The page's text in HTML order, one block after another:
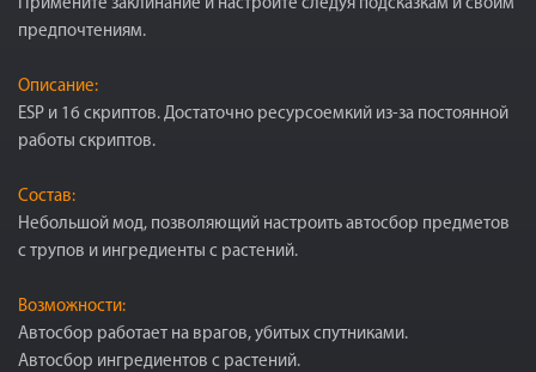
Примените заклинание и настройте следуя подсказкам и своим
предпочтениям.
Описание:
ESP и 16 скриптов. Достаточно ресурсоемкий из-за постоянной
работы скриптов.
Состав:
Небольшой мод, позволяющий настроить автосбор предметов
с трупов и ингредиенты с растений.
Возможности:
Автосбор работает на врагов, убитых спутниками.
Автосбор ингредиентов с растений.